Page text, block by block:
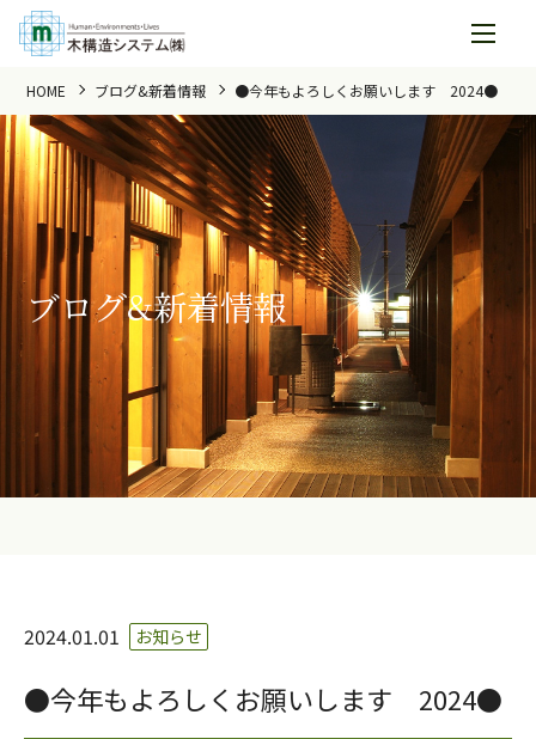
HOME ブログ&新着情報 ●今年もよろしくお願いします 2024●
ブログ&新着情報
2024.01.01 お知らせ
●今年もよろしくお願いします 2024●